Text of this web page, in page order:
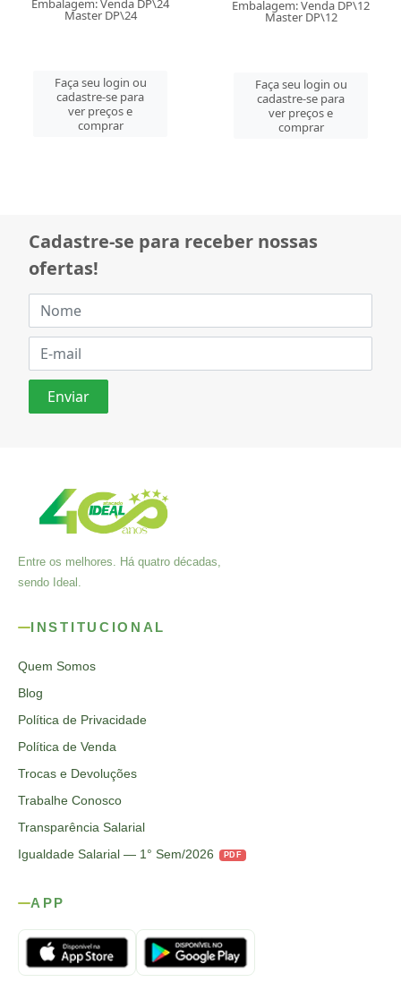
Embalagem: Venda DP\24
Master DP\24
Faça seu login ou
cadastre-se para
ver preços e
comprar
Embalagem: Venda DP\12
Master DP\12
Faça seu login ou
cadastre-se para
ver preços e
comprar
Cadastre-se para receber nossas
ofertas!
Entre os melhores. Há quatro décadas,
sendo Ideal.
INSTITUCIONAL
Quem Somos
Blog
Política de Privacidade
Política de Venda
Trocas e Devoluções
Trabalhe Conosco
Transparência Salarial
Igualdade Salarial — 1° Sem/2026
PDF
APP